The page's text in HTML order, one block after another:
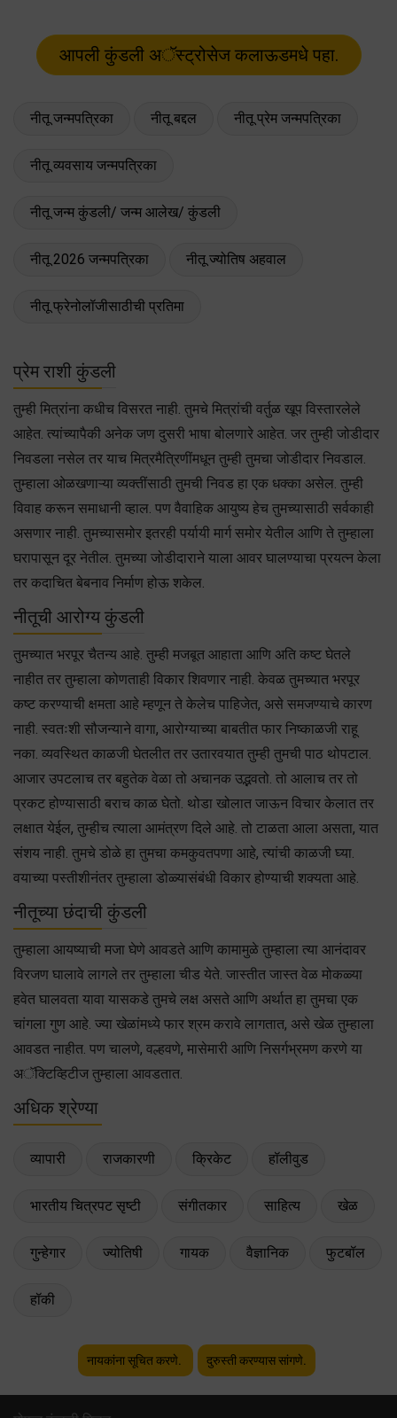
नीतू जन्मपत्रिका नीतू बद्दल नीतू प्रेम जन्मपत्रिका
नीतू व्यवसाय जन्मपत्रिका
नीतू जन्म कुंडली/ जन्म आलेख/ कुंडली
नीतू 2026 जन्मपत्रिका नीतू ज्योतिष अहवाल
नीतू फ्रेनोलॉजीसाठीची प्रतिमा
प्रेम राशी कुंडली
तुम्ही मित्रांना कधीच विसरत नाही. तुमचे मित्रांची वर्तुळ खूप विस्तारलेले
आहेत. त्यांच्यापैकी अनेक जण दुसरी भाषा बोलणारे आहेत. जर तुम्ही जोडीदार
निवडला नसेल तर याच मित्रमैत्रिणींमधून तुम्ही तुमचा जोडीदार निवडाल.
तुम्हाला ओळखणाऱ्या व्यक्तींसाठी तुमची निवड हा एक धक्का असेल. तुम्ही
विवाह करून समाधानी व्हाल. पण वैवाहिक आयुष्य हेच तुमच्यासाठी सर्वकाही
असणार नाही. तुमच्यासमोर इतरही पर्यायी मार्ग समोर येतील आणि ते तुम्हाला
घरापासून दूर नेतील. तुमच्या जोडीदाराने याला आवर घालण्याचा प्रयत्न केला
तर कदाचित बेबनाव निर्माण होऊ शकेल.
नीतूची आरोग्य कुंडली
तुमच्यात भरपूर चैतन्य आहे. तुम्ही मजबूत आहाता आणि अति कष्ट घेतले
नाहीत तर तुम्हाला कोणताही विकार शिवणार नाही. केवळ तुमच्यात भरपूर
कष्ट करण्याची क्षमता आहे म्हणून ते केलेच पाहिजेत, असे समजण्याचे कारण
नाही. स्वतःशी सौजन्याने वागा, आरोग्याच्या बाबतीत फार निष्काळजी राहू
नका. व्यवस्थित काळजी घेतलीत तर उतारवयात तुम्ही तुमची पाठ थोपटाल.
आजार उपटलाच तर बहुतेक वेळा तो अचानक उद्भवतो. तो आलाच तर तो
प्रकट होण्यासाठी बराच काळ घेतो. थोडा खोलात जाऊन विचार केलात तर
लक्षात येईल, तुम्हीच त्याला आमंत्रण दिले आहे. तो टाळता आला असता, यात
संशय नाही. तुमचे डोळे हा तुमचा कमकुवतपणा आहे, त्यांची काळजी घ्या.
वयाच्या पस्तीशीनंतर तुम्हाला डोळ्यासंबंधी विकार होण्याची शक्यता आहे.
नीतूच्या छंदाची कुंडली
तुम्हाला आयष्याची मजा घेणे आवडते आणि कामामुळे तुम्हाला त्या आनंदावर
विरजण घालावे लागले तर तुम्हाला चीड येते. जास्तीत जास्त वेळ मोकळ्या
हवेत घालवता यावा यासकडे तुमचे लक्ष असते आणि अर्थात हा तुमचा एक
चांगला गुण आहे. ज्या खेळांमध्ये फार श्रम करावे लागतात, असे खेळ तुम्हाला
आवडत नाहीत. पण चालणे, वल्हवणे, मासेमारी आणि निसर्गभ्रमण करणे या
अॅक्टिव्हिटीज तुम्हाला आवडतात.
अधिक श्रेण्या
व्यापारी राजकारणी क्रिकेट हॉलीवुड
भारतीय चित्रपट सृष्टी संगीतकार साहित्य खेळ
गुन्हेगार ज्योतिषी गायक वैज्ञानिक फुटबॉल
हॉकी
नायकांना सूचित करणे. दुरुस्ती करण्यास सांगणे.